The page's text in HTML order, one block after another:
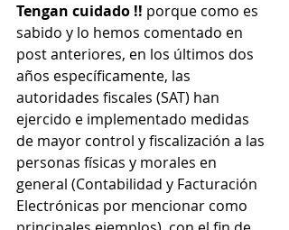
Tengan cuidado !! porque como es
sabido y lo hemos comentado en
post anteriores, en los últimos dos
años específicamente, las
autoridades fiscales (SAT) han
ejercido e implementado medidas
de mayor control y fiscalización a las
personas físicas y morales en
general (Contabilidad y Facturación
Electrónicas por mencionar como